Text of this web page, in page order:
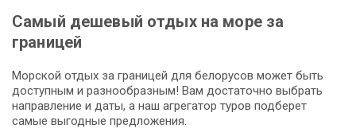
Самый дешевый отдых на море за
границей
Морской отдых за границей для белорусов может быть
доступным и разнообразным! Вам достаточно выбрать
направление и даты, а наш агрегатор туров подберет
самые выгодные предложения.